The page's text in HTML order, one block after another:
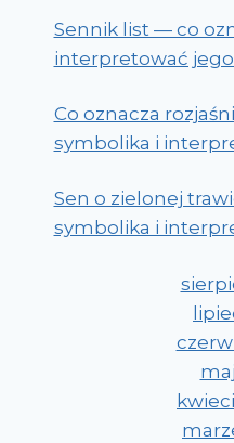
Sennik list — co
interpretować
Co oznacza
symbolika i
Sen o zielonej
symbolika i